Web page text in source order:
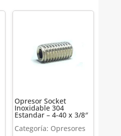
Opresor Socket
Inoxidable 304
Estandar – 4-40 x 3/8″
Categoría: Opresores